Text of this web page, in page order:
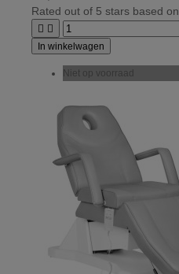
Rated out of 5 stars based on
 
In winkelwagen
Niet op voorraad